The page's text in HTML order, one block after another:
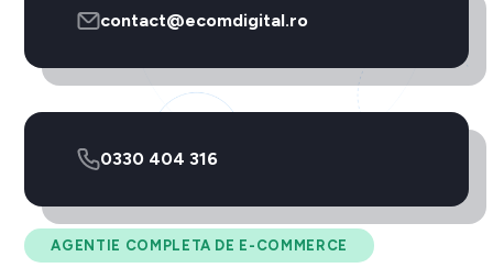
AGENTIE COMPLETA DE E-COMMERCE
contact@ecomdigital.ro
0330 404 316